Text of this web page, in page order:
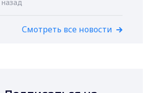
Смотреть все новости